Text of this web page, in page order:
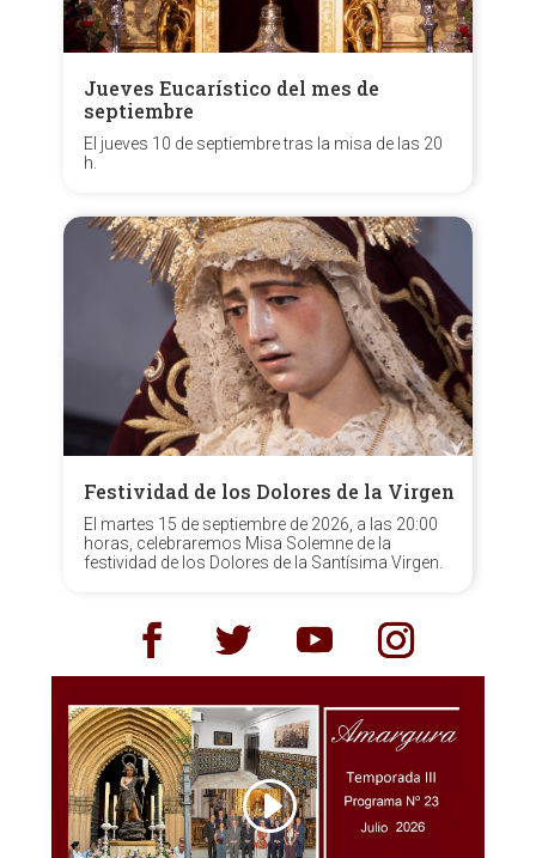
Jueves Eucarístico del mes de
septiembre
El jueves 10 de septiembre tras la misa de las 20
h.
Festividad de los Dolores de la Virgen
El martes 15 de septiembre de 2026, a las 20:00
horas, celebraremos Misa Solemne de la
festividad de los Dolores de la Santísima Virgen.